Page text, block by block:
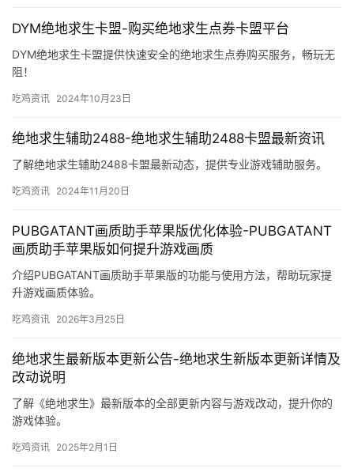
DYM绝地求生卡盟-购买绝地求生点券卡盟平台
DYM绝地求生卡盟提供快速安全的绝地求生点券购买服务，畅玩无
阻！
吃鸡资讯 2024年10月23日
绝地求生辅助2488-绝地求生辅助2488卡盟最新资讯
了解绝地求生辅助2488卡盟最新动态，提供专业游戏辅助服务。
吃鸡资讯 2024年11月20日
PUBGATANT画质助手苹果版优化体验-PUBGATANT
画质助手苹果版如何提升游戏画质
介绍PUBGATANT画质助手苹果版的功能与使用方法，帮助玩家提
升游戏画质体验。
吃鸡资讯 2026年3月25日
绝地求生最新版本更新公告-绝地求生新版本更新详情及
改动说明
了解《绝地求生》最新版本的全部更新内容与游戏改动，提升你的
游戏体验。
吃鸡资讯 2025年2月1日